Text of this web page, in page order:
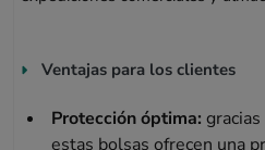
Ventajas para los clientes
Protección óptima:
estas bolsas ofrecen una